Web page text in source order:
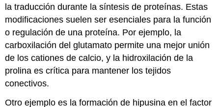
la traducción durante la síntesis de proteínas. Estas
modificaciones suelen ser esenciales para la función
o regulación de una proteína. Por ejemplo, la
carboxilación del glutamato permite una mejor unión
de los cationes de calcio, y la hidroxilación de la
prolina es crítica para mantener los tejidos
conectivos.
Otro ejemplo es la formación de hipusina en el factor